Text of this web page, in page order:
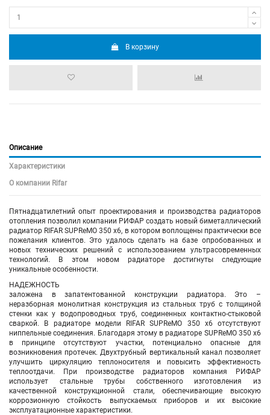
В корзину
Описание
Характеристики
О компании Rifar
Пятнадцатилетний опыт проектирования и производства радиаторов
отопления позволил компании РИФАР создать новый биметаллический
радиатор RIFAR SUPReMO 350 х6, в котором воплощены практически все
пожелания клиентов. Это удалось сделать на базе опробованных и
новых технических решений с использованием ультрасовременных
технологий. В этом новом радиаторе достигнуты следующие
уникальные особенности.
НАДЕЖНОСТЬ
заложена в запатентованной конструкции радиатора. Это –
неразборная монолитная конструкция из стальных труб с толщиной
стенки как у водопроводных труб, соединенных контактно-стыковой
сваркой. В радиаторе модели RIFAR SUPReMO 350 х6 отсутствуют
ниппельные соединения. Благодаря этому в радиаторе SUPReMO 350 х6
в принципе отсутствуют участки, потенциально опасные для
возникновения протечек. Двухтрубный вертикальный канал позволяет
улучшить циркуляцию теплоносителя и повысить эффективность
теплоотдачи. При производстве радиаторов компания РИФАР
использует стальные трубы собственного изготовления из
качественной конструкционной стали, обеспечивающие высокую
коррозионную стойкость выпускаемых приборов и их высокие
эксплуатационные характеристики.